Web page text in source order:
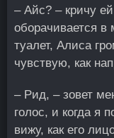
– Айс? – кричу
оборачивается в
туалет, Алиса
чувствую, как
– Рид, – зовет
голос, и когда я
вижу, как его